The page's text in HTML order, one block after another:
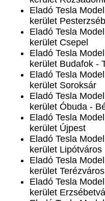
Eladó Tesla
kerület
Eladó Tesla
kerület Csepel
Eladó Tesla
kerület Budafok -
Eladó Tesla
kerület Soroksár
Eladó Tesla
kerület Óbuda -
Eladó Tesla
kerület Újpest
Eladó Tesla
kerület Lipótváros
Eladó Tesla
kerület Terézváros
Eladó Tesla
kerület